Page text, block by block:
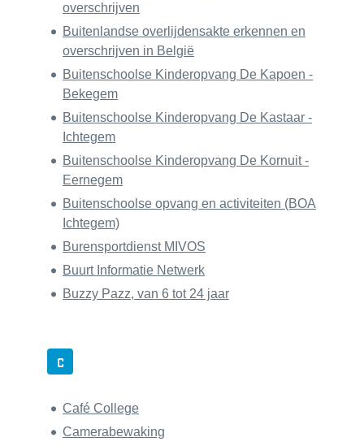
overschrijven
Buitenlandse overlijdensakte erkennen en
overschrijven in België
Buitenschoolse Kinderopvang De Kapoen -
Bekegem
Buitenschoolse Kinderopvang De Kastaar -
Ichtegem
Buitenschoolse Kinderopvang De Kornuit -
Eernegem
Buitenschoolse opvang en activiteiten (BOA
Ichtegem)
Burensportdienst MIVOS
Buurt Informatie Netwerk
Buzzy Pazz, van 6 tot 24 jaar
C
Café College
Camerabewaking